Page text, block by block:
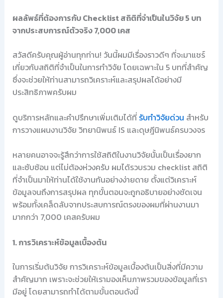
ผลลัพธ์ที่ต้องการกับ Checklist สถิติที่จำเป็นในวิจัย 5 บท
จากประสบการณ์ตัวจริง 7,000 เคส
สวัสดีครับคุณผู้อ่านทุกท่าน! วันนี้ผมมีเรื่องราวดีๆ ที่จะมาแชร์
เกี่ยวกับสถิติที่จำเป็นในการทำวิจัย โดยเฉพาะใน 5 บทที่สำคัญ
ซึ่งจะช่วยให้ท่านสามารถวิเคราะห์และสรุปผลได้อย่างมี
ประสิทธิภาพครับผม
ดูบริการหลักและคำปรึกษาเพิ่มเติมได้ที่ รับทำวิจัยด่วน สำหรับ
การวางแผนงานวิจัย วิทยานิพนธ์ IS และดุษฎีนิพนธ์ครบวงจร
หลายคนอาจจะรู้สึกว่าการใช้สถิติในงานวิจัยนั้นเป็นเรื่องยาก
และซับซ้อน แต่ไม่ต้องห่วงครับ ผมได้รวบรวม checklist สถิติ
ที่จำเป็นมาให้ท่านได้ใช้งานกันอย่างง่ายดาย ตั้งแต่วิเคราะห์
ข้อมูลจนถึงการสรุปผล ทุกขั้นตอนจะถูกอธิบายอย่างชัดเจน
พร้อมทั้งเคล็ดลับจากประสบการณ์ตรงของผมที่ผ่านงานมา
มากกว่า 7,000 เคสครับผม
1. การวิเคราะห์ข้อมูลเบื้องต้น
ในการเริ่มต้นวิจัย การวิเคราะห์ข้อมูลเบื้องต้นเป็นสิ่งที่มีความ
สำคัญมาก เพราะจะช่วยให้เรามองเห็นภาพรวมของข้อมูลที่เรา
มีอยู่ โดยสามารถทำได้ตามขั้นตอนดังนี้